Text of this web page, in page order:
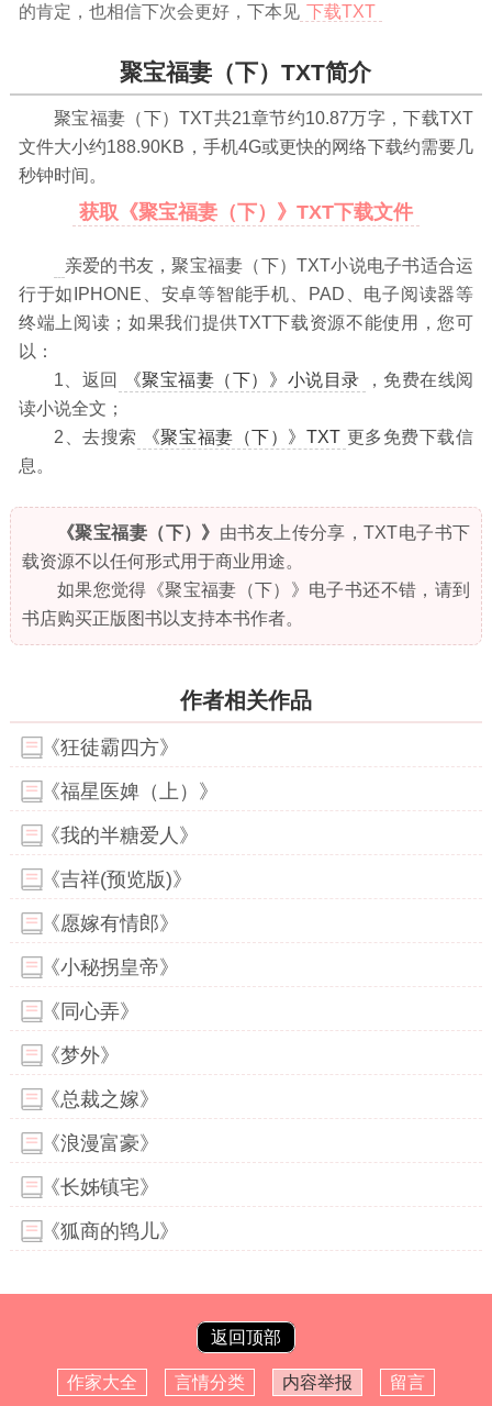
的肯定，也相信下次会更好，下本见 下载TXT
聚宝福妻（下）TXT简介
聚宝福妻（下）TXT共21章节约10.87万字，下载TXT
文件大小约188.90KB，手机4G或更快的网络下载约需要几
秒钟时间。
获取《聚宝福妻（下）》TXT下载文件
亲爱的书友，聚宝福妻（下）TXT小说电子书适合运
行于如IPHONE、安卓等智能手机、PAD、电子阅读器等
终端上阅读；如果我们提供TXT下载资源不能使用，您可
以：
1、返回
《聚宝福妻（下）》小说目录
，免费在线阅
读小说全文；
2、去搜索
《聚宝福妻（下）》TXT 更多免费下载信
息。
《聚宝福妻（下）》 由书友上传分享，TXT电子书下
载资源不以任何形式用于商业用途。
如果您觉得《聚宝福妻（下）》电子书还不错，请到
书店购买正版图书以支持本书作者。
作者相关作品
《狂徒霸四方》
《福星医婢（上）》
《我的半糖爱人》
《吉祥(预览版)》
《愿嫁有情郎》
《小秘拐皇帝》
《同心弄》
《梦外》
《总裁之嫁》
《浪漫富豪》
《长姊镇宅》
《狐商的鸨儿》
返回顶部
作家大全 言情分类 内容举报 留言